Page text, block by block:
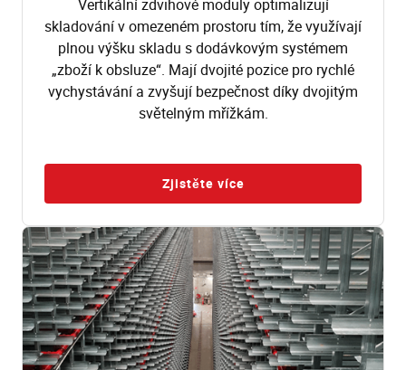
Vertikální zdvihové moduly optimalizují
skladování v omezeném prostoru tím, že využívají
plnou výšku skladu s dodávkovým systémem
„zboží k obsluze“. Mají dvojité pozice pro rychlé
vychystávání a zvyšují bezpečnost díky dvojitým
světelným mřížkám.
Zjistěte více